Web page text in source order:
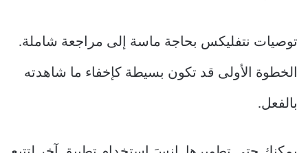
توصيات نتفليكس بحاجة ماسة إلى مراجعة شاملة.
الخطوة الأولى قد تكون بسيطة كإخفاء ما شاهدته
بالفعل.